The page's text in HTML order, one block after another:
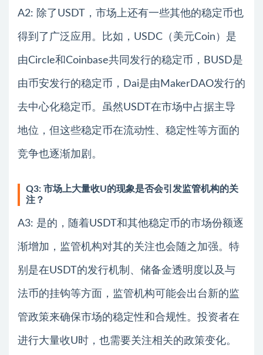
A2: 除了USDT，市场上还有一些其他的稳定币也
得到了广泛应用。比如，USDC（美元Coin）是
由Circle和Coinbase共同发行的稳定币，BUSD是
由币安发行的稳定币，Dai是由MakerDAO发行的
去中心化稳定币。虽然USDT在市场中占据主导
地位，但这些稳定币在流动性、稳定性等方面的
竞争也逐渐加剧。
Q3: 市场上大量收U的现象是否会引发监管机构的关
注？
A3: 是的，随着USDT和其他稳定币的市场份额逐
渐增加，监管机构对其的关注也会随之加强。特
别是在USDT的发行机制、储备金透明度以及与
法币的挂钩等方面，监管机构可能会出台新的监
管政策来确保市场的稳定性和合规性。投资者在
进行大量收U时，也需要关注相关的政策变化。